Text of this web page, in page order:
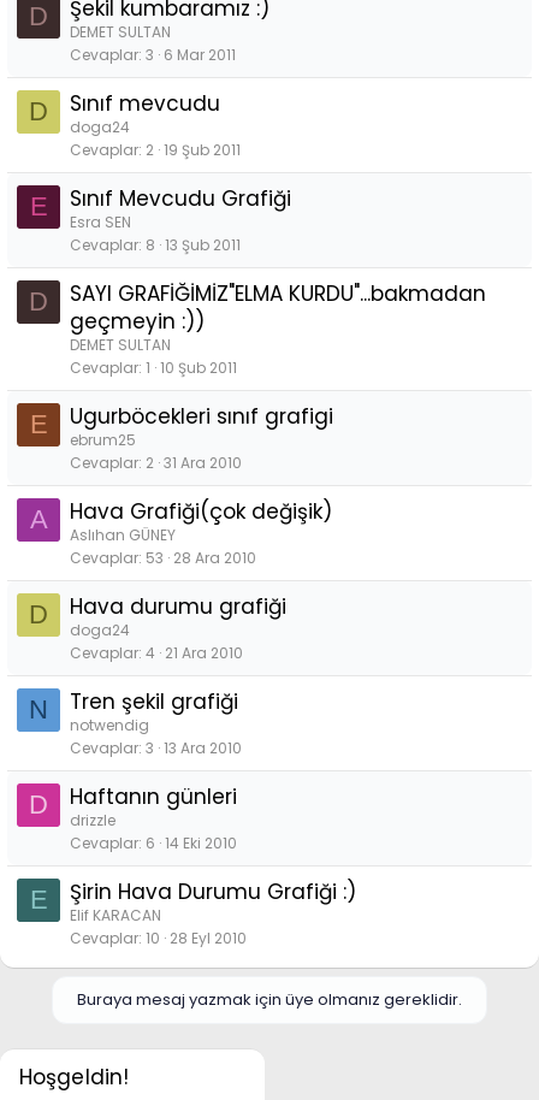
D Şekil kumbaramız :)
DEMET SULTAN
Cevaplar 3 6 Mar 2011
D Sınıf mevcudu
doga24
Cevaplar 2 19 Şub 2011
E Sınıf Mevcudu Grafiği
Esra SEN
Cevaplar 8 13 Şub 2011
D
SAYI GRAFİĞİMİZ"ELMA KURDU"...bakmadan
geçmeyin :))
DEMET SULTAN
Cevaplar 1 10 Şub 2011
E Ugurböcekleri sınıf grafigi
ebrum25
Cevaplar 2 31 Ara 2010
A Hava Grafiği(çok değişik)
Aslıhan GÜNEY
Cevaplar 53 28 Ara 2010
D Hava durumu grafiği
doga24
Cevaplar 4 21 Ara 2010
N Tren şekil grafiği
notwendig
Cevaplar 3 13 Ara 2010
D Haftanın günleri
drizzle
Cevaplar 6 14 Eki 2010
E Şirin Hava Durumu Grafiği :)
Elif KARACAN
Cevaplar 10 28 Eyl 2010
Buraya mesaj yazmak için üye olmanız gereklidir.
Hoşgeldin!